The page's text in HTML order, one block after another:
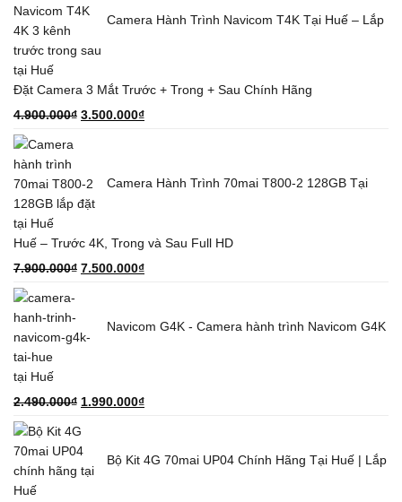
2.290.000₫.
Camera Hành Trình Navicom T4K Tại Huế – Lắp
Đặt Camera 3 Mắt Trước + Trong + Sau Chính Hãng
4.900.000₫ Giá
3.500.000₫Giá
Camera Hành Trình 70mai T800-2 128GB Tại
Huế – Trước 4K, Trong và Sau Full HD
7.900.000₫ Giá
7.900.000₫.
7.500.000₫Giá
là:
Navicom G4K - Camera hành trình Navicom G4K
tại Huế
2.490.000₫ Giá
2.490.000₫.
1.990.000₫Giá
là:
Bộ Kit 4G 70mai UP04 Chính Hãng Tại Huế | Lắp